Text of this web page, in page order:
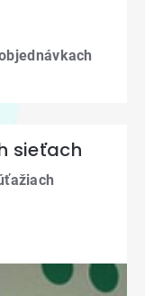
sieťach